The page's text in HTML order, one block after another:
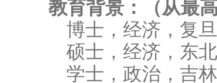
教育背景：（从最
博士，经济，复
硕士，经济，东
学士，政治，吉